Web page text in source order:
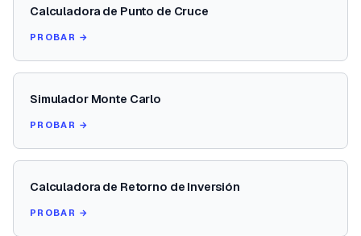
Calculadora de Punto de Cruce
PROBAR →
Simulador Monte Carlo
PROBAR →
Calculadora de Retorno de Inversión
PROBAR →